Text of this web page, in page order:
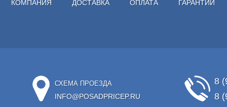
КОМПАНИЯ ДОСТАВКА ОПЛАТА ГАРАНТИИ
СХЕМА ПРОЕЗДА
INFO@POSADPRICEP.RU
8
8